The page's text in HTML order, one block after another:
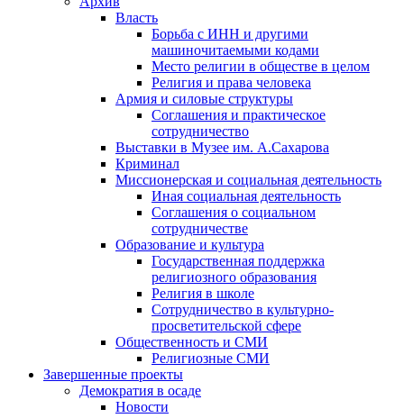
Власть
Борьба с ИНН и другими
машиночитаемыми кодами
Место религии в обществе в целом
Религия и права человека
Армия и силовые структуры
Соглашения и практическое
сотрудничество
Выставки в Музее им. А.Сахарова
Криминал
Миссионерская и социальная деятельность
Иная социальная деятельность
Соглашения о социальном
сотрудничестве
Образование и культура
Государственная поддержка
религиозного образования
Религия в школе
Сотрудничество в культурно-
просветительской сфере
Общественность и СМИ
Религиозные СМИ
Завершенные проекты
Демократия в осаде
Новости